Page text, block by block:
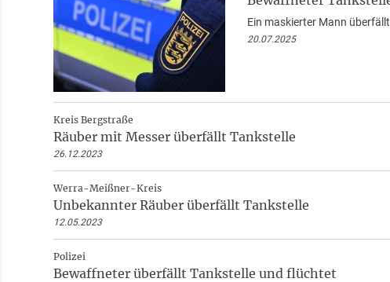
Ein maskierter Mann
20.07.2025
Kreis Bergstraße
Räuber mit Messer überfällt Tankstelle
26.12.2023
Werra-Meißner-Kreis
Unbekannter Räuber überfällt Tankstelle
12.05.2023
Polizei
Bewaffneter überfällt Tankstelle und flüchtet